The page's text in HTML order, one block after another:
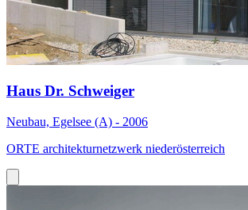
Haus Dr. Schweiger
Neubau, Egelsee (A) - 2006
ORTE architekturnetzwerk niederösterreich